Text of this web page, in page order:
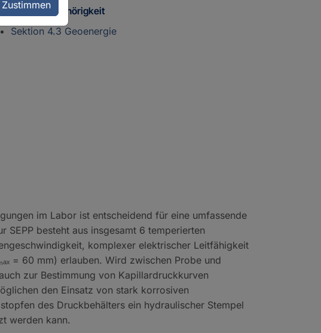
Sektion 4.3 Geoenergie
im Labor ist entscheidend für eine umfassende
besteht aus insgesamt 6 temperierten
komplexer elektrischer Leitfähigkeit
= 60 mm) erlauben. Wird zwischen Probe und
zur Bestimmung von Kapillardruckkurven
den Einsatz von stark korrosiven
des Druckbehälters ein hydraulischer Stempel
werden kann.
Zustimmen